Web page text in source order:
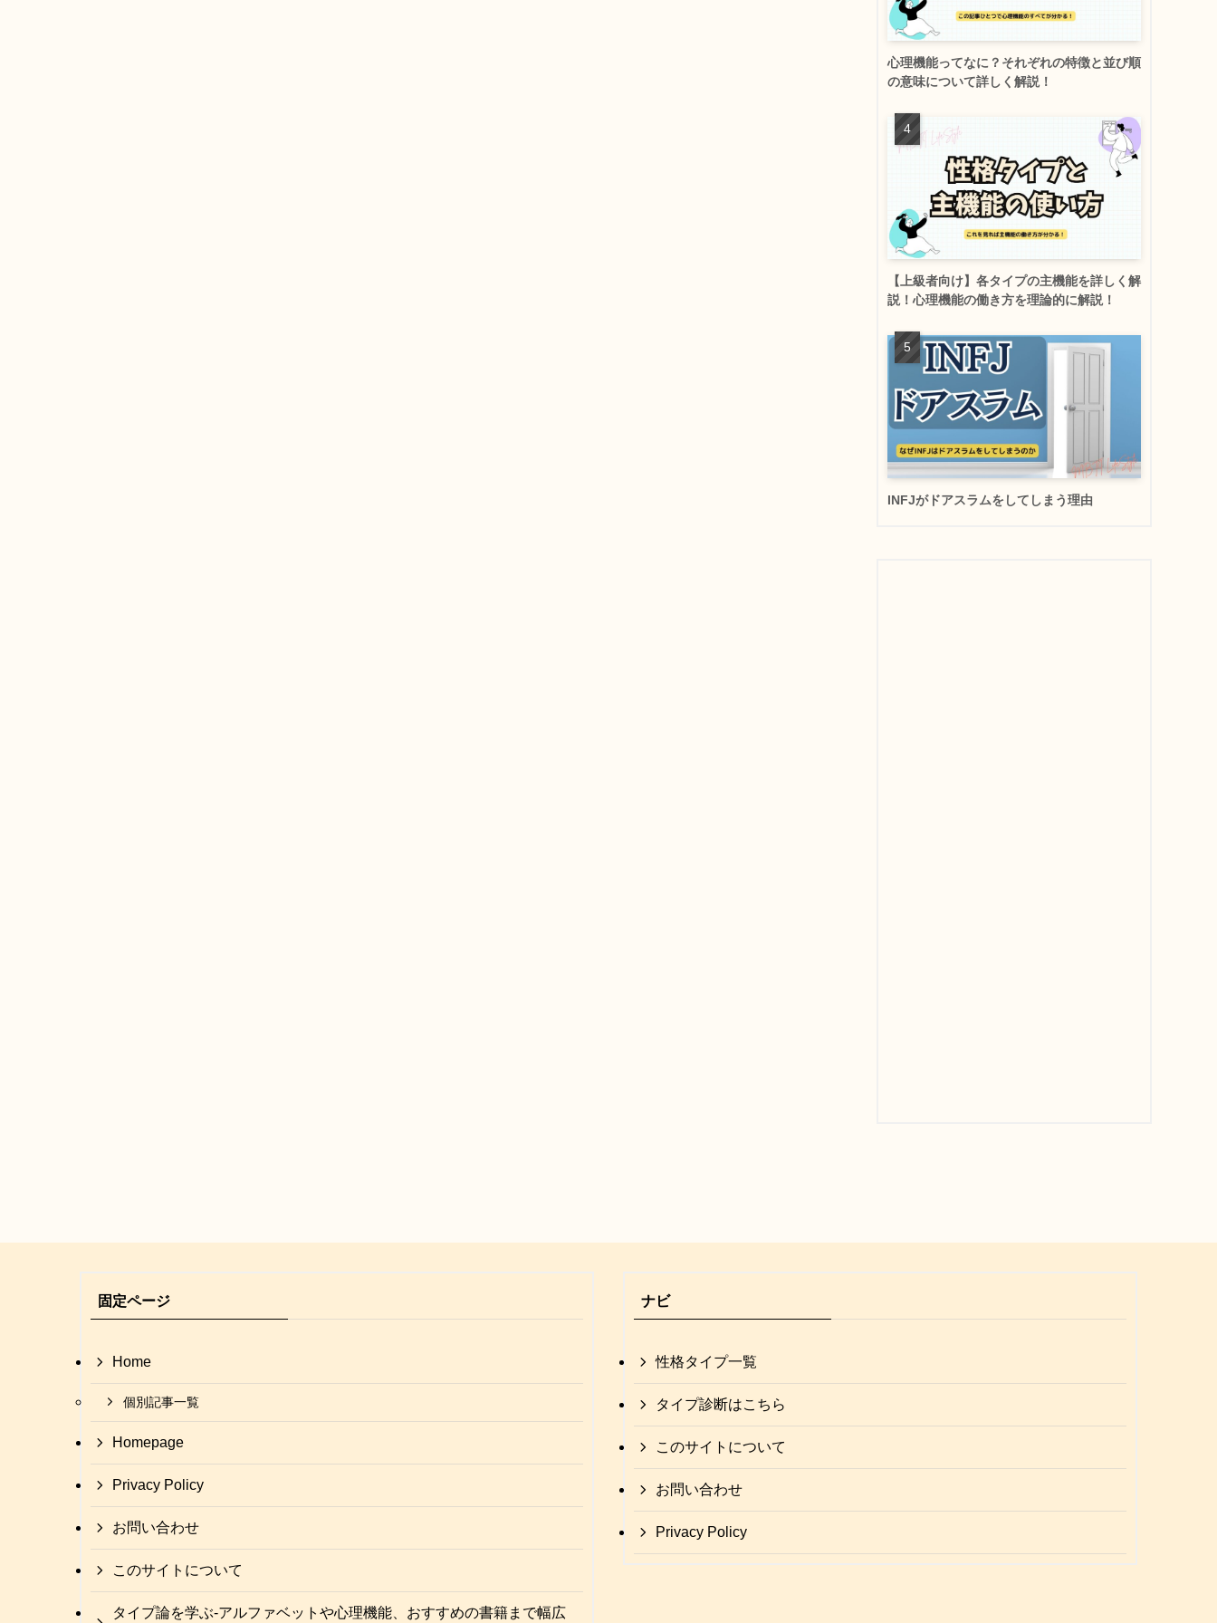
心理機能ってなに？それぞれの特徴と並び順
の意味について詳しく解説！
【上級者向け】各タイプの主機能を詳しく解
説！心理機能の働き方を理論的に解説！
INFJがドアスラムをしてしまう理由
固定ページ
Home
個別記事一覧
Homepage
Privacy Policy
お問い合わせ
このサイトについて
タイプ論を学ぶ-アルファベットや心理機能、おすすめの書籍まで幅広
ナビ
性格タイプ一覧
タイプ診断はこちら
このサイトについて
お問い合わせ
Privacy Policy